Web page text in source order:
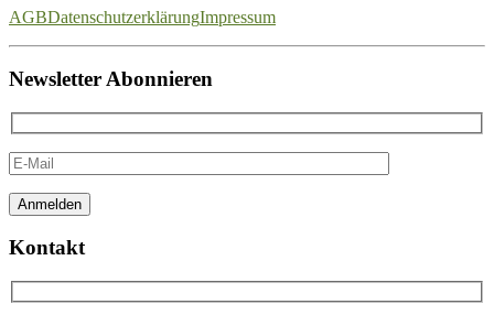
AGBDatenschutzerklärungImpressum
Newsletter Abonnieren
Kontakt